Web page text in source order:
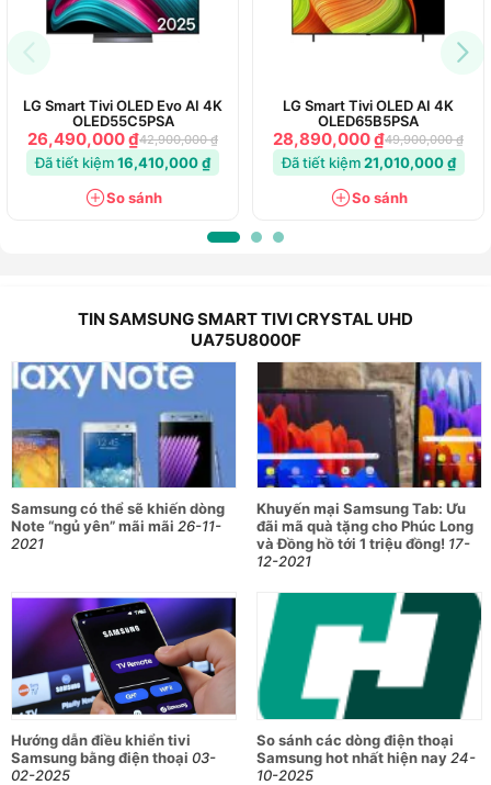
LG Smart Tivi OLED Evo AI 4K
OLED55C5PSA
26,490,000 ₫42,900,000 ₫
Đã tiết kiệm16,410,000 ₫
So sánh
LG Smart Tivi OLED AI 4K
OLED65B5PSA
28,890,000 ₫49,900,000 ₫
Đã tiết kiệm21,010,000 ₫
So sánh
TIN SAMSUNG SMART TIVI CRYSTAL UHD
UA75U8000F
Samsung có thể sẽ khiến dòng
Note “ngủ yên” mãi mãi 26-11-
2021
Khuyến mại Samsung Tab: Ưu
đãi mã quà tặng cho Phúc Long
và Đồng hồ tới 1 triệu đồng! 17-
12-2021
Hướng dẫn điều khiển tivi
Samsung bằng điện thoại 03-
02-2025
So sánh các dòng điện thoại
Samsung hot nhất hiện nay24-
10-2025